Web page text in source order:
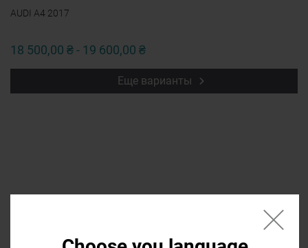
AUDI A4 2017
18 500,00 ₴ - 19 600,00 ₴
Еще варианты
Если нужной запчасти нет в списке
напишите в форме название, мы